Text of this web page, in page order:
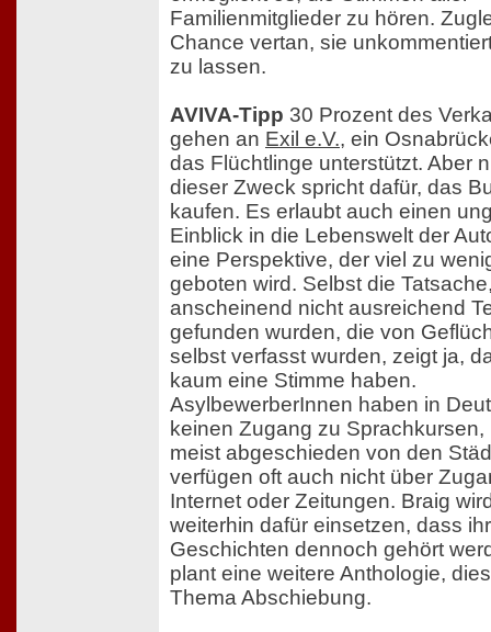
Familienmitglieder zu hören.
Chance vertan, sie
zu lassen.
AVIVA-Tipp 30 Prozent des
gehen an Exil e.V., ein
das Flüchtlinge unterstützt. Aber
dieser Zweck spricht dafür, das
kaufen. Es erlaubt auch einen
Einblick in die Lebenswelt der
eine Perspektive, der viel zu
geboten wird. Selbst die
anscheinend nicht ausreichend
gefunden wurden, die von
selbst verfasst wurden, zeigt ja,
kaum eine Stimme haben.
AsylbewerberInnen haben in
keinen Zugang zu Sprachkursen,
meist abgeschieden von den
verfügen oft auch nicht über
Internet oder Zeitungen. Braig
weiterhin dafür einsetzen, dass
Geschichten dennoch gehört
plant eine weitere Anthologie,
Thema Abschiebung.